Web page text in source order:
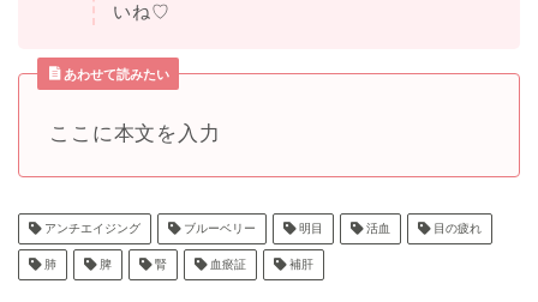
いね♡
あわせて読みたい
ここに本文を入力
アンチエイジング ブルーベリー 明目 活血 目の疲れ
肺 脾 腎 血瘀証 補肝